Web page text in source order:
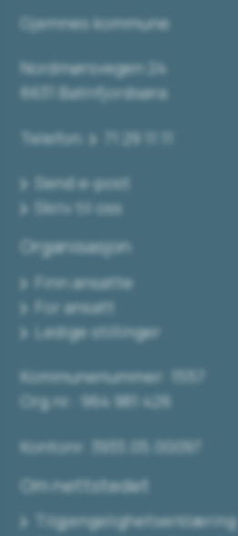
Gjemnes kommune
Nordmørsvegen 24
6631 Batnfjordsøra
Telefon: 71 29 11 11
Send e-post
Skriv til oss
Organisasjon
Finn ansatte
For ansatt
Ledige stillinger
Kommunenummer: 1557
Org.nr.: 964 981 426
Kontonr: 3933.05.00097
Om nettstedet
Tilgjengelighetserklæring